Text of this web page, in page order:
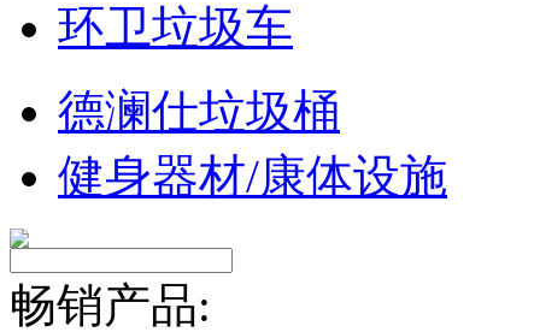
环卫垃圾车
德澜仕垃圾桶
健身器材/康体设施
畅销产品: